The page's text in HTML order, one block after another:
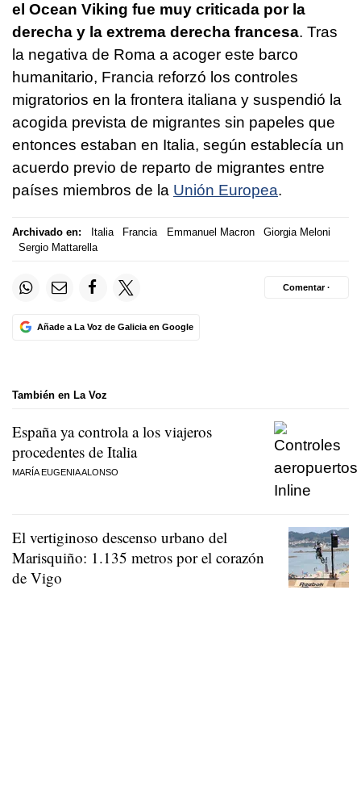
el Ocean Viking fue muy criticada por la
derecha y la extrema derecha francesa. Tras
la negativa de Roma a acoger este barco
humanitario, Francia reforzó los controles
migratorios en la frontera italiana y suspendió la
acogida prevista de migrantes sin papeles que
entonces estaban en Italia, según establecía un
acuerdo previo de reparto de migrantes entre
países miembros de la Unión Europea.
Archivado en: Italia Francia Emmanuel Macron
Giorgia Meloni
Sergio Mattarella
Añade a La Voz de Galicia en Google
Comentar ·
También en La Voz
España ya controla a los viajeros
procedentes de Italia
MARÍA EUGENIA ALONSO
El vertiginoso descenso urbano del
Marisquiño: 1.135 metros por el corazón
de Vigo